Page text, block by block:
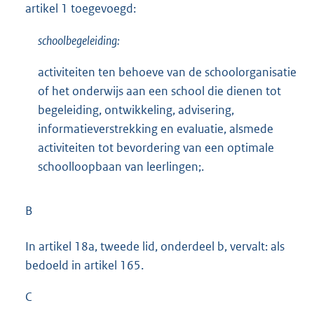
artikel 1 toegevoegd:
schoolbegeleiding:
activiteiten ten behoeve van de schoolorganisatie
of het onderwijs aan een school die dienen tot
begeleiding, ontwikkeling, advisering,
informatieverstrekking en evaluatie, alsmede
activiteiten tot bevordering van een optimale
schoolloopbaan van leerlingen;.
B
In artikel 18a, tweede lid, onderdeel b, vervalt: als
bedoeld in artikel 165.
C